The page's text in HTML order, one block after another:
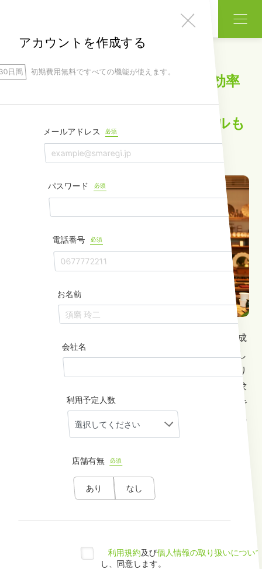
無料でアカウント作成
アカウントを作成する
日間 初期費用無料ですべての機能が使えます。
メールアドレス 必須
パスワード 必須
電話番号 必須
お名前
会社名
利用予定人数
店舗有無 必須
あり なし
利用規約及び個人情報の取り扱いについ
し、同意します。
シフトの組み方はどうすれば効率
的？
作成時の注意点や代表的なツールも
解説
飲食店や小売店の店長にとって、スタッフのシフト作成
は悩ましい業務の一つです。各スタッフの希望を考慮し
つつ、効率的かつ公平なシフトを組むのは容易ではあり
ません。シフト作成のためのよい方法やツールを探し求
めている店長や管理者は少なくないでしょう。本記事で
は、シフトのスムーズな組み方やシフトを調整する際の
注意点、シフト作成に活用可能なツールなどについて解